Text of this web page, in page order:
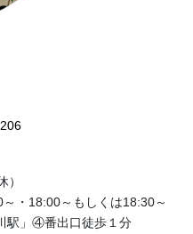
・18:00～もしくは18:30～
駅」④番出口徒歩１分